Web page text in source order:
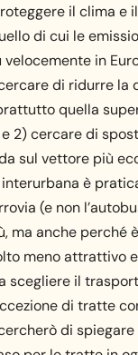
il clima e
di cui le
in
di ridurre la
quella
2) cercare di
sul vettore più
è
(e non
ma anche perché
meno attrattivo
scegliere il
di tratte
di